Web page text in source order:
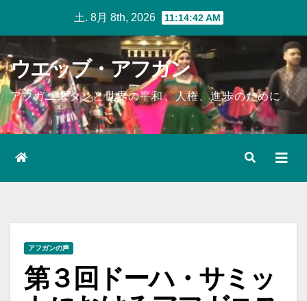
content
土. 8月 8th, 2026 11:14:43 AM
ウエッブ・アフガン
アフガニスタンと世界の平和、人権、進歩のために
アフガンの声
第３回ドーハ・サミッ